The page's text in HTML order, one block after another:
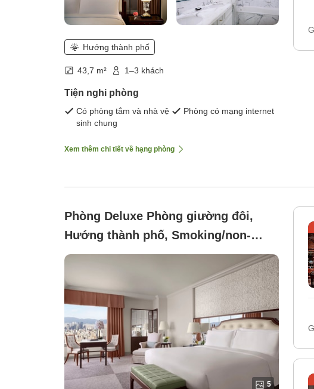
Hướng thành phố
43,7 m² 1–3 khách
Tiện nghi phòng
Có phòng tắm và nhà vệ
sinh chung
Phòng có mạng internet
Xem thêm chi tiết về hạng phòng
Phòng Deluxe Phòng giường đôi,
Hướng thành phố, Smoking/non-
smoking not specified ([Tầng
5